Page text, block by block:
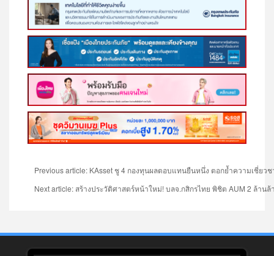
Previous article: KAsset ชู 4 กองทุนผลตอบแทนยืนหนึ่ง ตอกย้ำความเชี่ยว
Next article: สร้างประวัติศาสตร์หน้าใหม่! บลจ.กสิกรไทย พิชิต AUM 2 ล้า